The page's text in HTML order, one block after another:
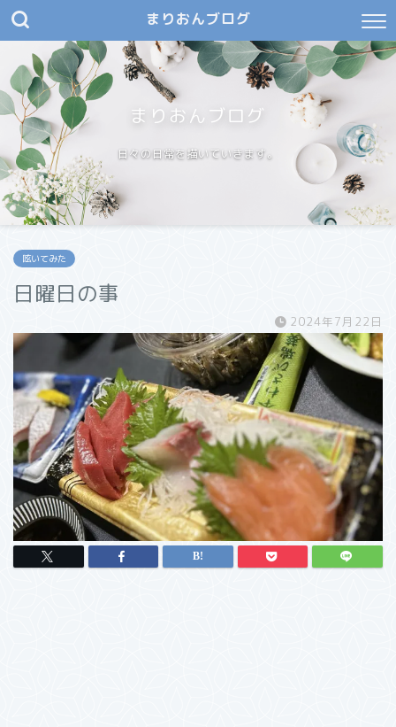
まりおんブログ
まりおんブログ
日々の日常を描いていきます。
呟いてみた
日曜日の事
2024年7月22日